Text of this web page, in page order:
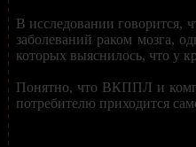
В исследовании говорится,
заболеваний раком мозга,
которых выяснилось, что у
Понятно, что ВКППЛ и
потребителю приходится